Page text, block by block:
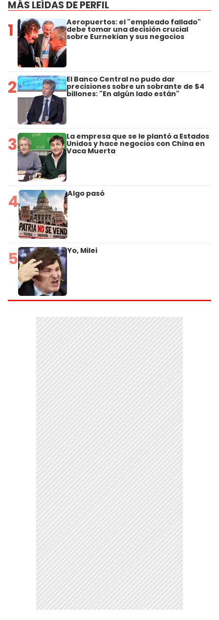
MÁS LEÍDAS DE PERFIL
1 Aeropuertos: el "empleado fallado"
debe tomar una decisión crucial
sobre Eurnekian y sus negocios
2 El Banco Central no pudo dar
precisiones sobre un sobrante de $4
billones: "En algún lado están"
3 La empresa que se le plantó a Estados
Unidos y hace negocios con China en
Vaca Muerta
4 Algo pasó
5 Yo, Milei